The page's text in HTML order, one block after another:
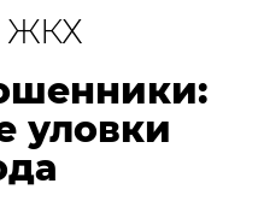
ЖКХ
уловки